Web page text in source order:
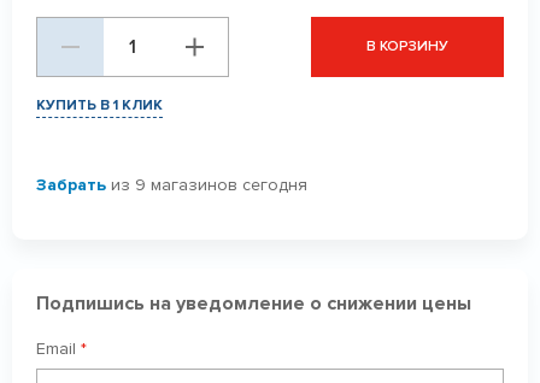
В КОРЗИНУ
КУПИТЬ В 1 КЛИК
Забрать из 9 магазинов сегодня
Подпишись на уведомление о снижении цены
Email *